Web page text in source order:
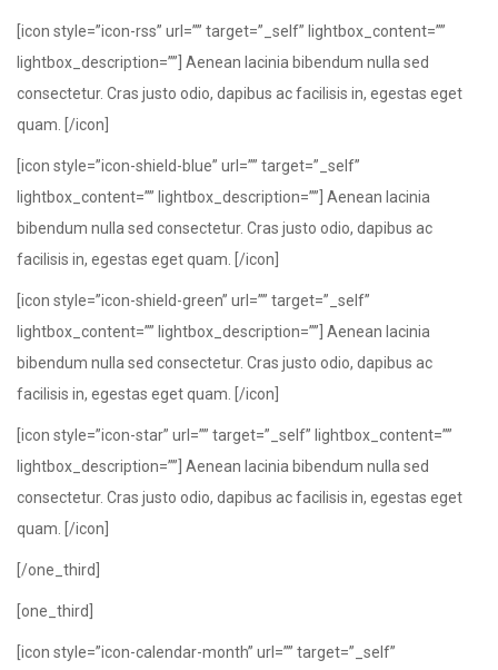
[icon style=”icon-rss” url=”” target=”_self” lightbox_content=””
lightbox_description=””] Aenean lacinia bibendum nulla sed
consectetur. Cras justo odio, dapibus ac facilisis in, egestas eget
quam. [/icon]
[icon style=”icon-shield-blue” url=”” target=”_self”
lightbox_content=”” lightbox_description=””] Aenean lacinia
bibendum nulla sed consectetur. Cras justo odio, dapibus ac
facilisis in, egestas eget quam. [/icon]
[icon style=”icon-shield-green” url=”” target=”_self”
lightbox_content=”” lightbox_description=””] Aenean lacinia
bibendum nulla sed consectetur. Cras justo odio, dapibus ac
facilisis in, egestas eget quam. [/icon]
[icon style=”icon-star” url=”” target=”_self” lightbox_content=””
lightbox_description=””] Aenean lacinia bibendum nulla sed
consectetur. Cras justo odio, dapibus ac facilisis in, egestas eget
quam. [/icon]
[/one_third]
[one_third]
[icon style=”icon-calendar-month” url=”” target=”_self”